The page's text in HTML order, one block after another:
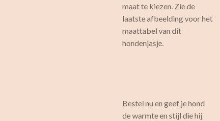
maat te kiezen. Zie de
laatste afbeelding voor het
maattabel van dit
hondenjasje.
Bestel nu en geef je hond
de warmte en stijl die hij